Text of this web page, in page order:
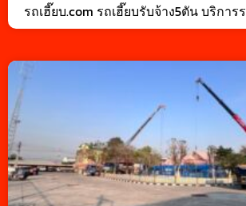
รถเฮี๊ยบ.com รถเฮี๊ยบรับจ้าง5ตัน บริการร